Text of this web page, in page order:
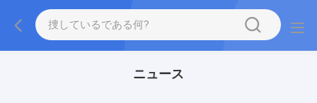
ニュース